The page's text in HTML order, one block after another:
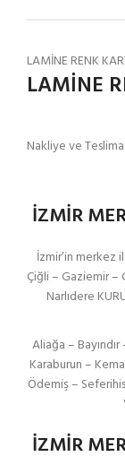
LAMİNE RENK
LAMİNE
Nakliye ve
İZMİR
İzmir’in merkez
Çiğli – Gaziemir –
Narlıdere
Aliağa –
Karaburun –
Ödemiş –
İZMİR